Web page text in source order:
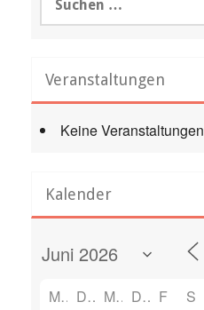
nach:
Veranstaltungen
Keine Veranstaltungen
Kalender
M D M D F S